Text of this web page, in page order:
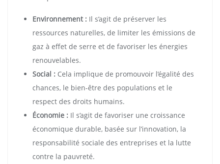
Environnement : Il s’agit de préserver les
ressources naturelles, de limiter les émissions de
gaz à effet de serre et de favoriser les énergies
renouvelables.
Social : Cela implique de promouvoir l’égalité des
chances, le bien-être des populations et le
respect des droits humains.
Économie : Il s’agit de favoriser une croissance
économique durable, basée sur l’innovation, la
responsabilité sociale des entreprises et la lutte
contre la pauvreté.